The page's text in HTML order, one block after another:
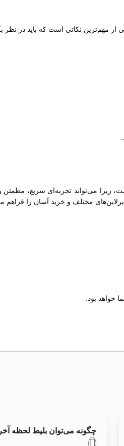
از مهم‌ترین نکاتی است که باید در
زیرا می‌تواند تجربه‌ای سریع،
مختلف و خرید آسان را فراهم
خواهد بود.
چگونه می‌توان بلیط لحظه